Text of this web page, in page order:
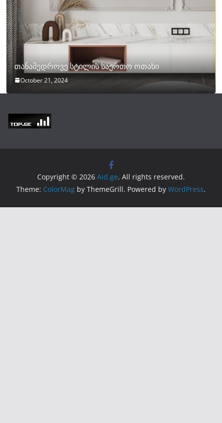
თანამედროვე სტილის საერთო ოთახი
October 21, 2024
Copyright © 2026 Aid.ge. All rights reserved.
Theme: ColorMag by ThemeGrill. Powered by WordPress.